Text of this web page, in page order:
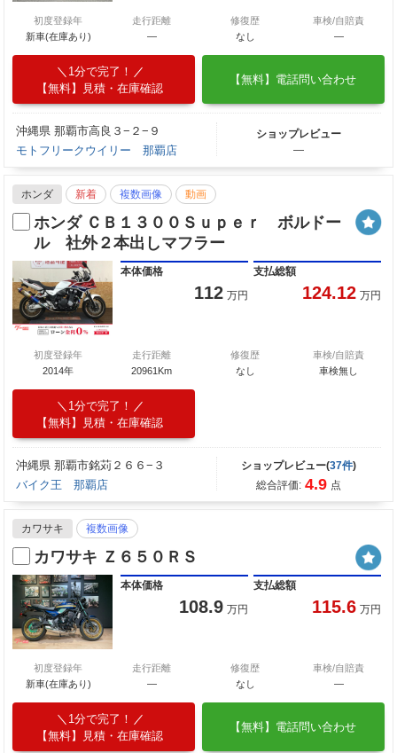
初度登録年
新車(在庫あり)
走行距離
―
修復歴
なし
車検/自賠責
―
1分で完了！
【無料】見積・在庫確認
【無料】電話問い合わせ
沖縄県 那覇市高良３−２−９
モトフリークウイリー 那覇店
ショップレビュー
―
ホンダ 新着 複数画像 動画
ホンダ ＣＢ１３００Ｓｕｐｅｒ ボルドー
ル 社外２本出しマフラー
本体価格
112 万円
支払総額
124.12 万円
初度登録年
2014年
走行距離
20961Km
修復歴
なし
車検/自賠責
車検無し
1分で完了！
【無料】見積・在庫確認
沖縄県 那覇市銘苅２６６−３
バイク王 那覇店
ショップレビュー(37件)
総合評価: 4.9 点
カワサキ 複数画像
カワサキ Ｚ６５０ＲＳ
本体価格
108.9 万円
支払総額
115.6 万円
初度登録年
新車(在庫あり)
走行距離
―
修復歴
なし
車検/自賠責
―
1分で完了！
【無料】見積・在庫確認
【無料】電話問い合わせ